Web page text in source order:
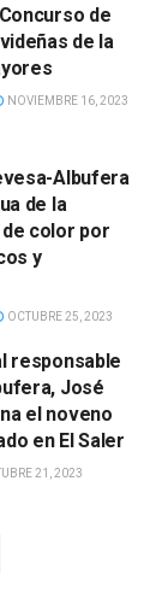
de
de la
NOVIEMBRE 16, 2023
Albufera
de la
color por
y
OCTUBRE 25, 2023
responsable
José
el noveno
en El Saler
21, 2023